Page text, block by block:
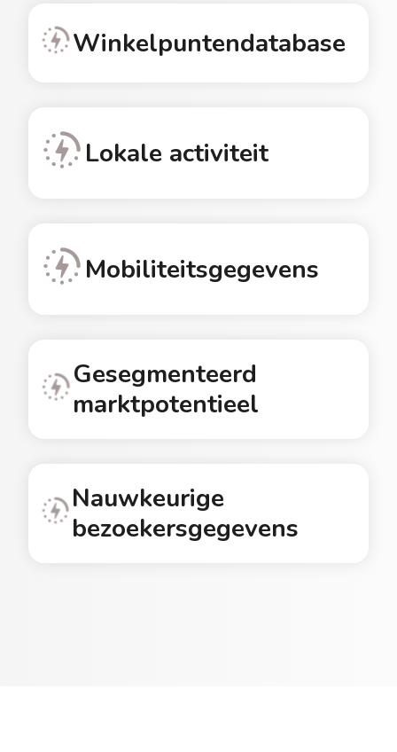
Winkelpuntendatabase
Lokale activiteit
Mobiliteitsgegevens
Gesegmenteerd
marktpotentieel
Nauwkeurige
bezoekersgegevens